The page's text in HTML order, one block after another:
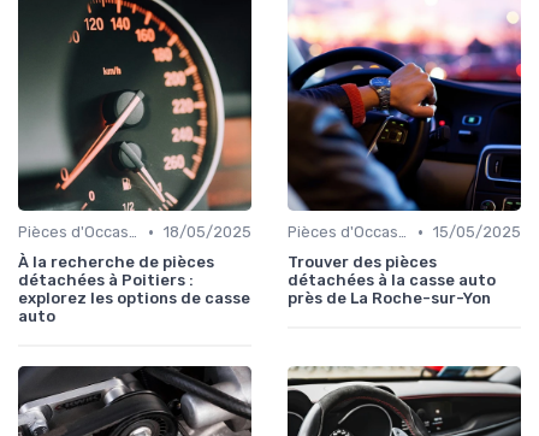
Pièces d'Occasion et Reconditionnées • 18/05/2025
À la recherche de pièces
détachées à Poitiers :
explorez les options de casse
auto
Pièces d'Occasion et Reconditionnées • 15/05/2025
Trouver des pièces
détachées à la casse auto
près de La Roche-sur-Yon